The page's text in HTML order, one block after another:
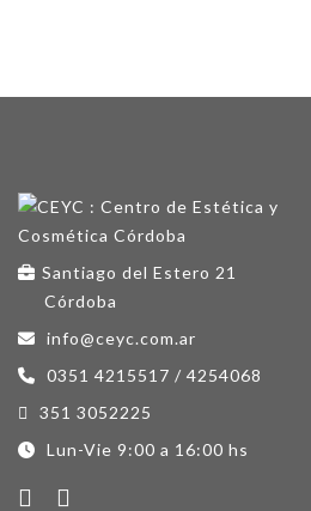
Santiago del Estero 21
Córdoba
info@ceyc.com.ar
0351 4215517 / 4254068
351 3052225
Lun-Vie 9:00 a 16:00 hs